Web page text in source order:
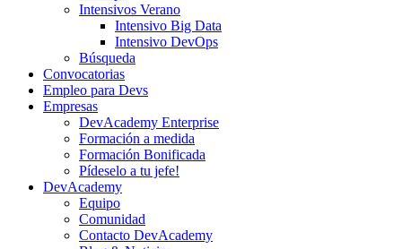
Intensivos Verano
Intensivo Big Data
Intensivo DevOps
Búsqueda
Convocatorias
Empleo para Devs
Empresas
DevAcademy Enterprise
Formación a medida
Formación Bonificada
Pídeselo a tu jefe!
DevAcademy
Equipo
Comunidad
Contacto DevAcademy